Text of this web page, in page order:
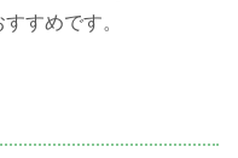
すめです。